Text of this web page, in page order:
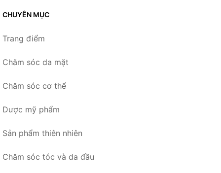
CHUYÊN MỤC
Trang điểm
Chăm sóc da mặt
Chăm sóc cơ thể
Dược mỹ phẩm
Sản phẩm thiên nhiên
Chăm sóc tóc và da đầu